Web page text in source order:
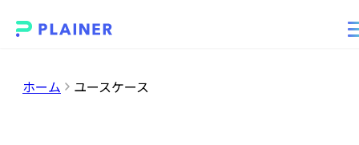
ホーム ユースケース